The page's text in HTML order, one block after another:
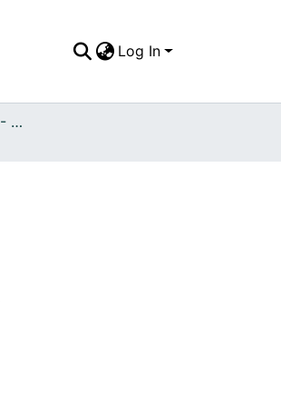
Log In
APFFVC - Estudiantes - Patrimonial